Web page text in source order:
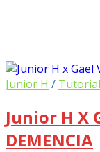
Junior H /
Junior H X
DEMENCIA